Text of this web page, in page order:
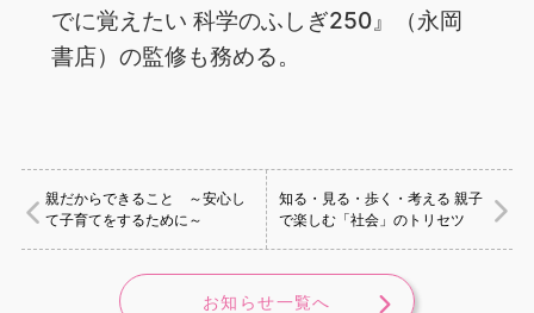
でに覚えたい 科学のふしぎ250』（永岡
書店）の監修も務める。
親だからできること ～安心し
て子育てをするために～
知る・見る・歩く・考える 親子
で楽しむ「社会」のトリセツ
お知らせ一覧へ